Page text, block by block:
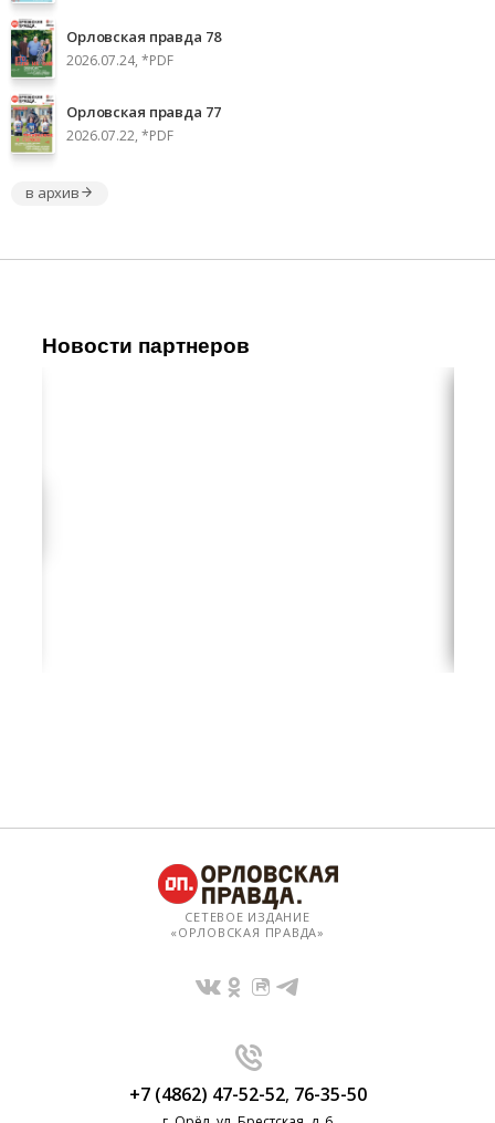
Орловская правда 78
2026.07.24, *PDF
Орловская правда 77
2026.07.22, *PDF
в архив
Новости партнеров
СЕТЕВОЕ ИЗДАНИЕ
«ОРЛОВСКАЯ ПРАВДА»
+7 (4862) 47-52-52, 76-35-50